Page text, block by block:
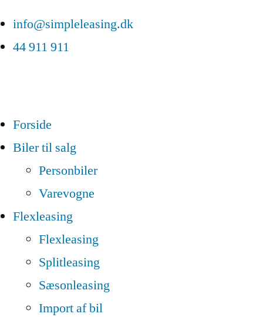
info@simpleleasing.dk
44 911 911
Forside
Biler til salg
Personbiler
Varevogne
Flexleasing
Flexleasing
Splitleasing
Sæsonleasing
Import af bil